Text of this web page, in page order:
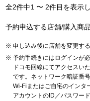
全2件中1 〜 2件目を表示
予約申込する店舗/購入商
申し込み後に店舗を変更す
予約手続きにはログインが必
ドコモ回線にてアクセスい
です。ネットワーク暗証番
Wi-Fiまたはご自宅のインタ
アカウントのID／パスワー